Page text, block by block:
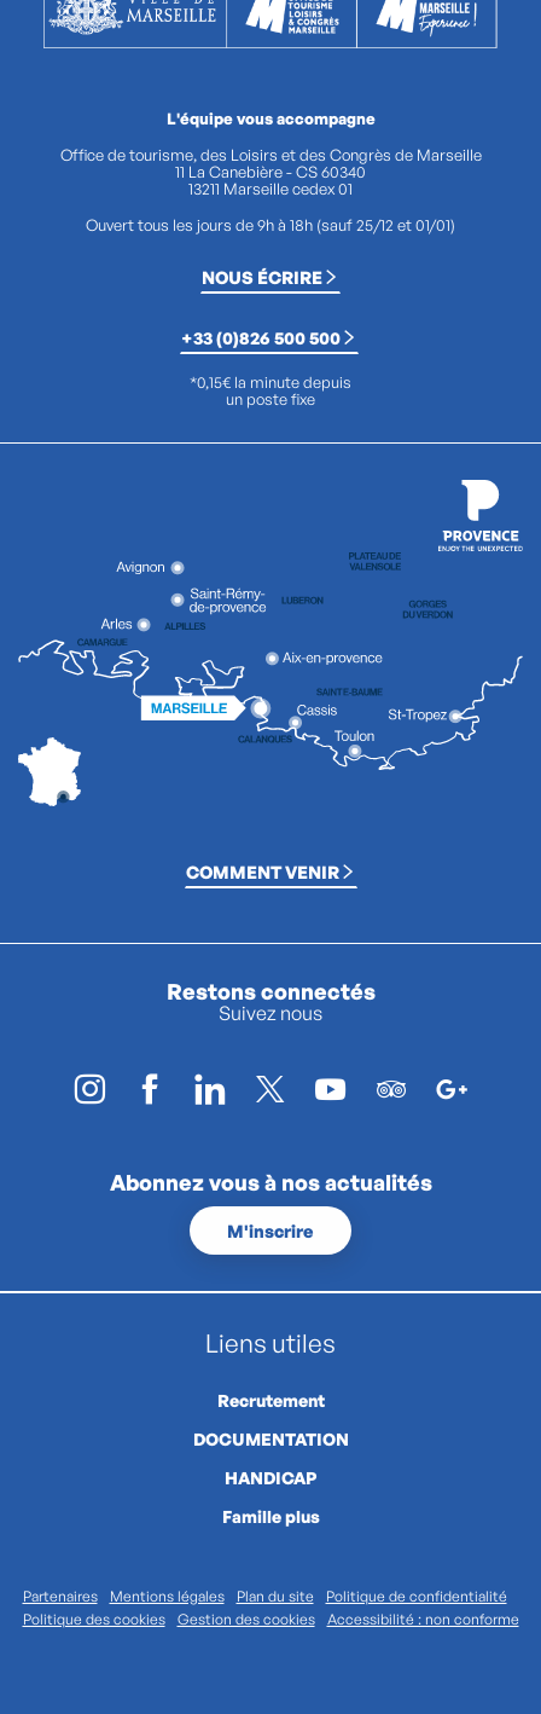
L'équipe vous accompagne
Office de tourisme, des Loisirs et des Congrès de Marseille
11 La Canebière - CS 60340
13211 Marseille cedex 01
Ouvert tous les jours de 9h à 18h (sauf 25/12 et 01/01)
NOUS ÉCRIRE
+33 (0)826 500 500
*0,15€ la minute depuis
un poste fixe
COMMENT VENIR
Restons connectés
Suivez nous
Abonnez vous à nos actualités
M'inscrire
Liens utiles
Recrutement
DOCUMENTATION
HANDICAP
Famille plus
Partenaires Mentions légales Plan du site
Politique de confidentialité
Politique des cookies
Gestion des cookies Accessibilité : non conforme